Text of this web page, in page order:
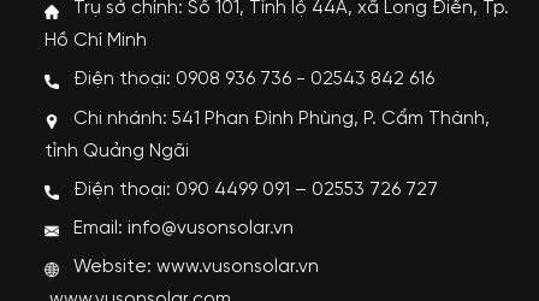
Trụ sở chính: Số 101, Tỉnh lộ 44A, xã Long Điền, Tp.
Hồ Chí Minh
Điện thoại: 0908 936 736 - 02543 842 616
Chi nhánh: 541 Phan Đình Phùng, P. Cẩm Thành,
tỉnh Quảng Ngãi
Điện thoại: 090 4499 091 – 02553 726 727
Email: info@vusonsolar.vn
Website:www.vusonsolar.vn